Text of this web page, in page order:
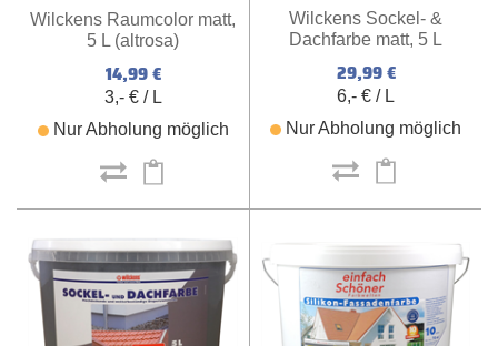
Wilckens Raumcolor matt,
5 L (altrosa)
14,99 €
3,- € / L
Nur Abholung möglich
Wilckens Sockel- &
Dachfarbe matt, 5 L
29,99 €
6,- € / L
Nur Abholung möglich